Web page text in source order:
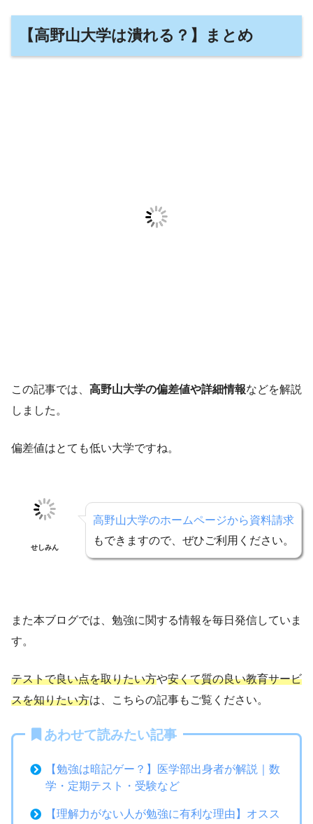
【高野山大学は潰れる？】まとめ
この記事では、 高野山大学の偏差値や詳細情報などを解説
しました。
偏差値はとても低い大学ですね。
せしみん
高野山大学のホームページから資料請求
もできますので、ぜひご利用ください。
また本ブログでは、勉強に関する情報を毎日発信していま
す。
テストで良い点を取りたい方や安くて質の良い教育サービ
スを知りたい方は、こちらの記事もご覧ください。
あわせて読みたい記事
【勉強は暗記ゲー？】医学部出身者が解説｜数
学・定期テスト・受験など
【理解力がない人が勉強に有利な理由】オスス